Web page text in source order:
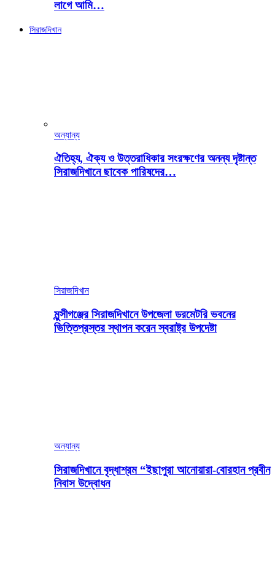
লাগে আমি…
সিরাজদিখান
অন্যান্য
ঐতিহ্য, ঐক্য ও উত্তরাধিকার সংরক্ষণের অনন্য দৃষ্টান্ত
সিরাজদিখানে ছাবেক পারিষদের…
সিরাজদিখান
মুন্সীগঞ্জের সিরাজদিখানে উপজেলা ডরমেটরি ভবনের
ভিত্তিপ্রস্তর স্থাপন করেন স্বরাষ্ট্র উপদেষ্টা
অন্যান্য
সিরাজদিখানে বৃদ্ধাশ্রম “ইছাপুরা আনোয়ারা-বোরহান প্রবীন
নিবাস উদ্বোধন